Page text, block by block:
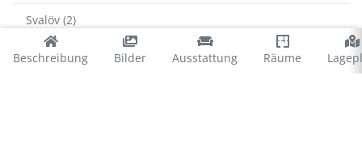
Beschreibung Bilder Ausstattung Räume
Svalöv (2)
Svedala (2)